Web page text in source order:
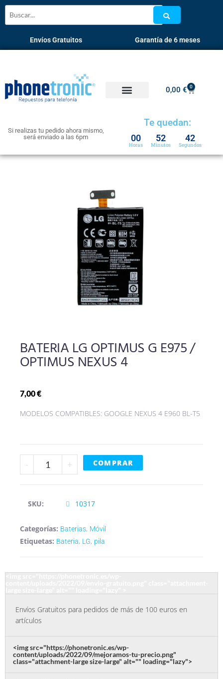
Envíos Gratuitos Garantía de 6 meses
0,00€ 0
Si realizas tu pedido ahora mismo,
será enviado a las 6pm
Te quedan:
00
Horas
52
Minutos
42
Segundos
BATERIA LG OPTIMUS G E975 /
OPTIMUS NEXUS 4
7,00€
MODELOS COMPATIBLES: GOOGLE NEXUS 4 E960 BL-T5
- + COMPRAR
SKU: 10317
Categorías: Baterias, Móvil
Etiquetas: Bateria, LG, pila
Envíos Gratuitos para pedidos de más de 100 euros en
artículos
<img src="https://phonetronic.es/wp-
content/uploads/2022/09/mejoramos-tu-precio.png"
class="attachment-large size-large" alt="" loading="lazy">